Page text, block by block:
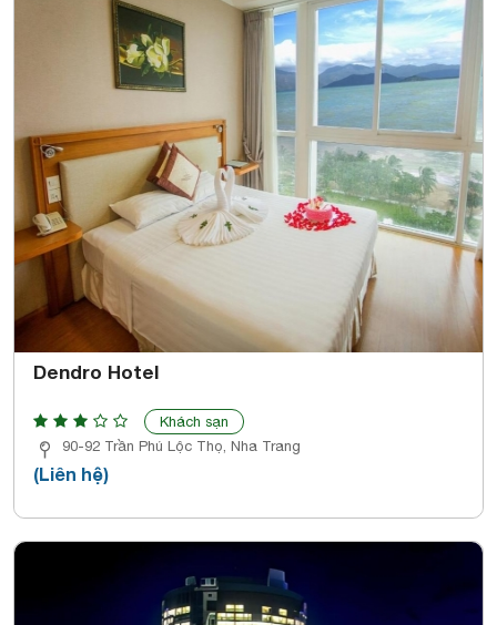
Dendro Hotel
Khách sạn
90-92 Trần Phú Lộc Thọ, Nha Trang
(Liên hệ)